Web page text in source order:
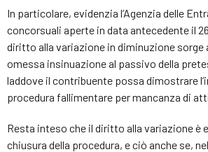
In particolare, evidenzia l’Agenzia delle
concorsuali aperte in data antecedente il
diritto alla variazione in diminuzione sorge
omessa insinuazione al passivo della
laddove il contribuente possa dimostrare
procedura fallimentare per mancanza di
Resta inteso che il diritto alla variazione è
chiusura della procedura, e ciò anche se,